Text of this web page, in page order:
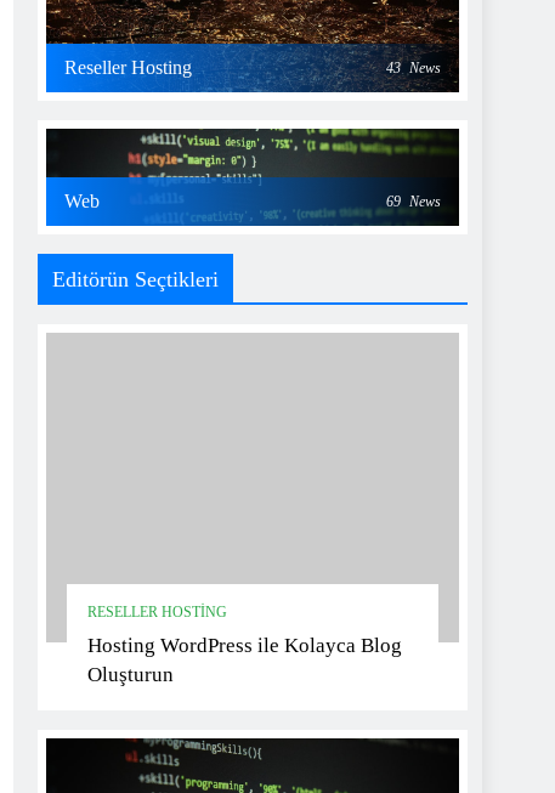
Reseller Hosting 43 News
Web 69 News
Editörün Seçtikleri
RESELLER HOSTING
Hosting WordPress ile Kolayca Blog
Oluşturun